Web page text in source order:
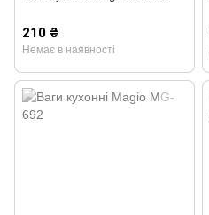
210 ₴
Немає в наявності